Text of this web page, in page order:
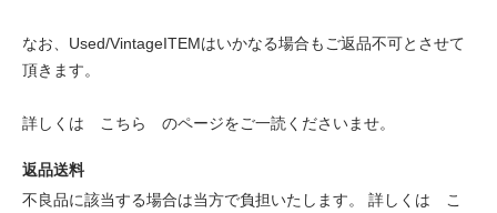
なお、Used/VintageITEMはいかなる場合もご返品不可とさせて
頂きます。
詳しくは こちら のページをご一読くださいませ。
返品送料
不良品に該当する場合は当方で負担いたします。 詳しくは
こ